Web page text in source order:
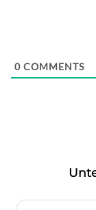
0 COMMENTS